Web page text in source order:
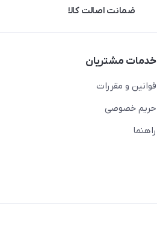
ضمانت اصالت کالا
خدمات مشتریان
قوانین و مقررات
حریم خصوصی
راهنما